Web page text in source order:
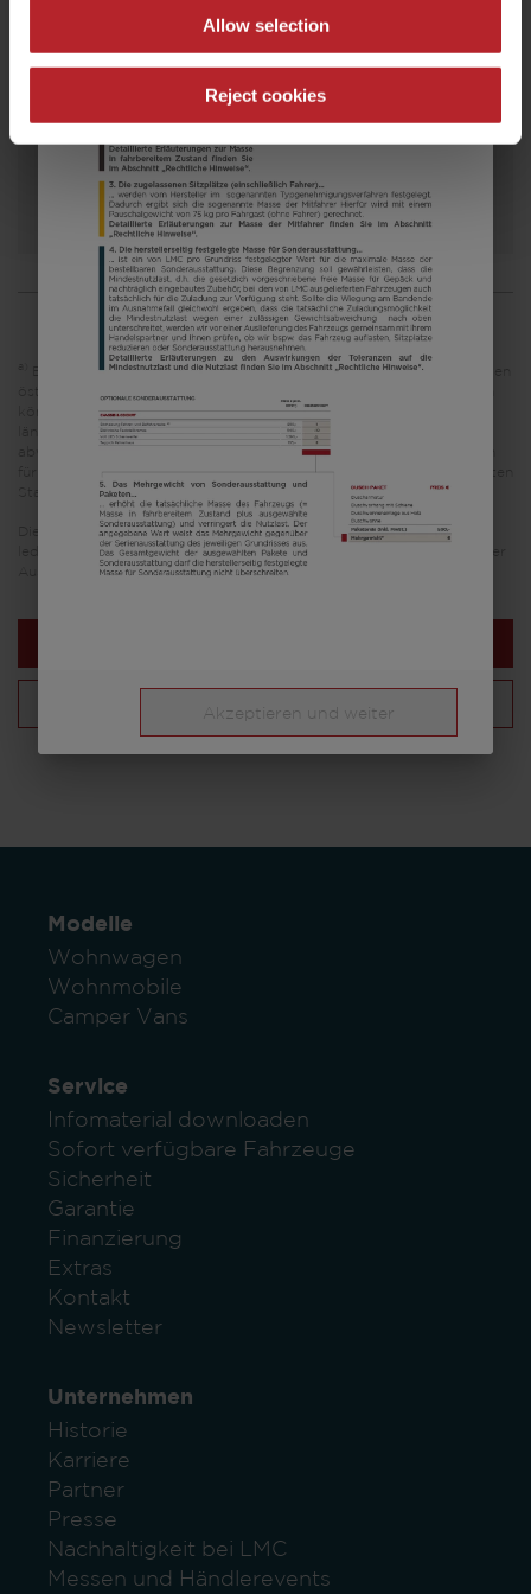
Allow selection
Reject cookies
Zulässig. Gesamtgewicht
Modell auswählen
Es handelt sich um eine unverbindliche Preisempfehlung, die auf den
können aufgrund der Währungsumrechnung und der
länderspezifischen Mehrwertsteuer, Gebühren und Einfuhrzölle
abweichen. Daher wird empfohlen, einen örtlichen Händler nach den
für das jeweilige Land geltenden Preisen zu fragen, um den aktuellsten
Stand zu erfahren.
Die in diesem Fahrzeugkonfigurator dargestellten Bilder dienen
lediglich Illustrationszwecken. Sie können von anderen Modellen oder
Ausstattungsvarianten stammen und abweichen.
Modelle
Wohnwagen
Wohnmobile
Camper Vans
Service
Infomaterial downloaden
Sofort verfügbare Fahrzeuge
Sicherheit
Garantie
Finanzierung
Extras
Kontakt
Newsletter
Unternehmen
Historie
Karriere
Partner
Presse
Nachhaltigkeit bei LMC
Messen und Händlerevents
Akzeptieren und weiter